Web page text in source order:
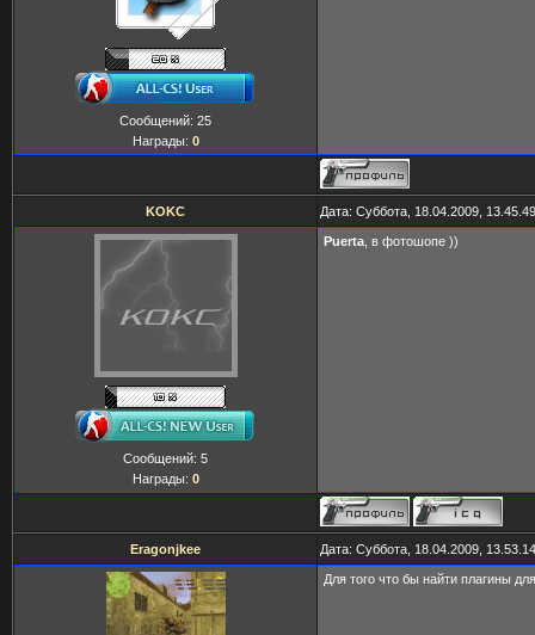
Сообщений: 25
Награды: 0
KOKC Дата: Суббота, 18.04.2009,
Сообщений: 5
Награды: 0
Puerta , в фотошопе ))
Eragonjkee Дата: Суббота, 18.04.2009,
Для того что бы найти плагины